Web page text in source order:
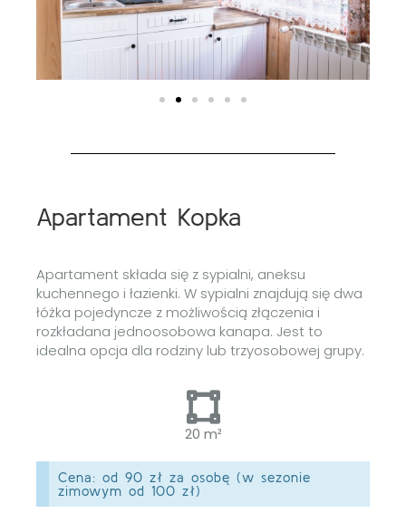
Apartament Kopka
Apartament składa się z sypialni, aneksu
kuchennego i łazienki. W sypialni znajdują się dwa
łóżka pojedyncze z możliwością złączenia i
rozkładana jednoosobowa kanapa. Jest to
idealna opcja dla rodziny lub trzyosobowej grupy.
20 m²
Cena: od 90 zł za osobę (w sezonie
zimowym od 100 zł)